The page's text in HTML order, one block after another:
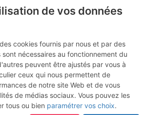
2011 08:52
individuel (CC by-nc-nd)
IXUS 130
de vos données
cookies fournis par nous et par des
nécessaires au fonctionnement du
peuvent être ajustés par vous à
ceux qui nous permettent de
de notre site Web et de vous
de médias sociaux. Vous pouvez les
tous ou bien paramétrer vos choix.